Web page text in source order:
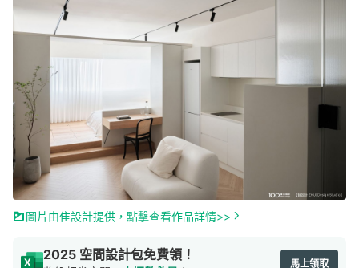
圖片由隹設計提供，點擊查看作品詳情>>
2025 空間設計包免費領！
馬上領取